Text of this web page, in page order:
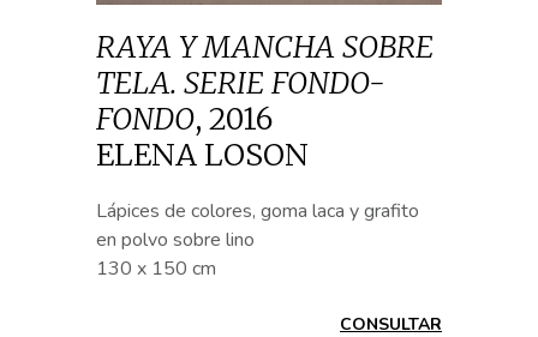
RAYA Y MANCHA SOBRE
TELA. SERIE FONDO-
FONDO, 2016
ELENA LOSON
Lápices de colores, goma laca y grafito
en polvo sobre lino
130 x 150 cm
CONSULTAR